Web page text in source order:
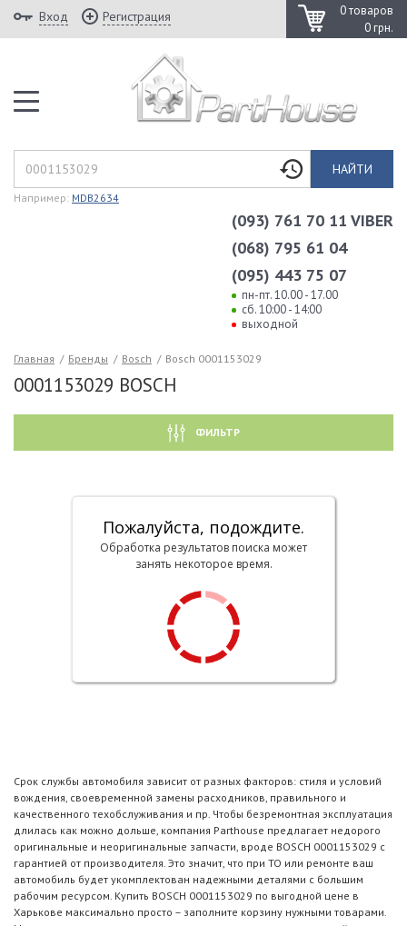
0 товаров
0 грн.
Вход Регистрация
НАЙТИ
Например: MDB2634
(093) 761 70 11 VIBER
(068) 795 61 04
(095) 443 75 07
пн-пт. 10.00 - 17.00
сб. 10:00 - 14:00
выходной
Главная / Бренды / Bosch / Bosch 0001153029
0001153029 BOSCH
ФИЛЬТР
Пожалуйста, подождите.
Обработка результатов поиска может
занять некоторое время.
Срок службы автомобиля зависит от разных факторов: стиля и условий
вождения, своевременной замены расходников, правильного и
качественного техобслуживания и пр. Чтобы безремонтная эксплуатация
длилась как можно дольше, компания Parthouse предлагает недорого
оригинальные и неоригинальные запчасти, вроде BOSCH 0001153029 с
гарантией от производителя. Это значит, что при ТО или ремонте ваш
автомобиль будет укомплектован надежными деталями с большим
рабочим ресурсом. Купить BOSCH 0001153029 по выгодной цене в
Харькове максимально просто – заполните корзину нужными товарами.